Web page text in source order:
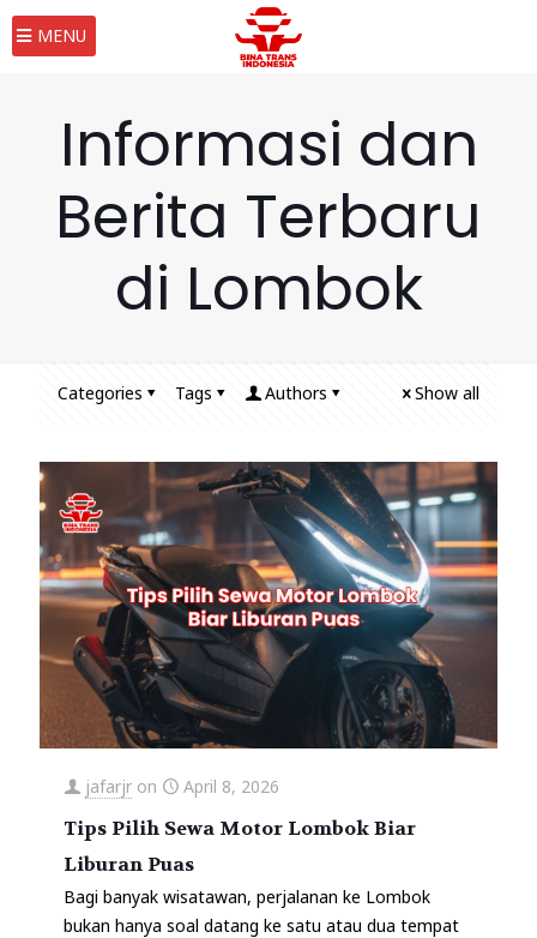
MENU
Informasi dan
Berita Terbaru
di Lombok
Categories Tags Authors Show all
jafarjr on April 8, 2026
Tips Pilih Sewa Motor Lombok Biar
Liburan Puas
Bagi banyak wisatawan, perjalanan ke Lombok
bukan hanya soal datang ke satu atau dua tempat